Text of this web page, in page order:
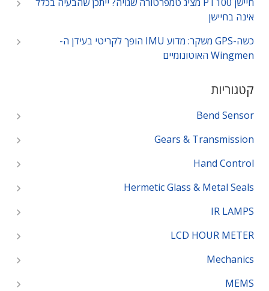
אינה בחיישן
כשה-GPS משקר: מדוע IMU הופך לקריטי בעידן ה-
Wingmen האוטונומיים
קטגוריות
Bend Sensor
Gears & Transmission
Hand Control
Hermetic Glass & Metal Seals
IR LAMPS
LCD HOUR METER
Mechanics
MEMS